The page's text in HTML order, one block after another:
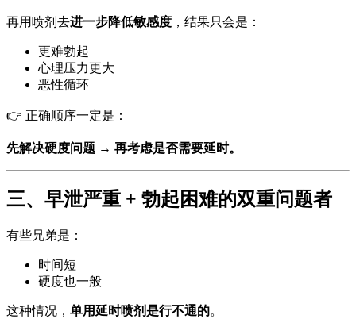
再用喷剂去进一步降低敏感度 ，结果只会是：
更难勃起
心理压力更大
恶性循环
👉 正确顺序一定是：
先解决硬度问题 → 再考虑是否需要延时。
三、早泄严重 + 勃起困难的双重问题者
有些兄弟是：
时间短
硬度也一般
这种情况， 单用延时喷剂是行不通的。